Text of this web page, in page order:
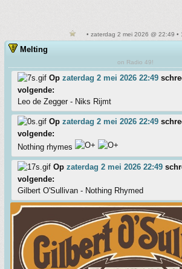
• zaterdag 2 mei 2026 @ 22:49 •
Melting
on Radio 49!
Op zaterdag 2 mei 2026 22:49
volgende:
Leo de Zegger - Niks Rijmt
Op zaterdag 2 mei 2026 22:49
volgende:
Nothing rhymes
Op zaterdag 2 mei 2026 22:49
volgende:
Gilbert O'Sullivan - Nothing Rhymed